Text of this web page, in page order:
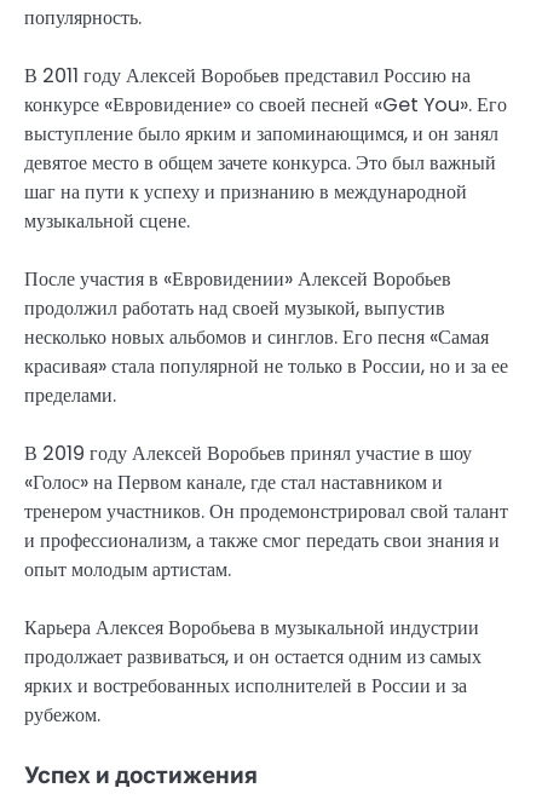
популярность.
В 2011 году Алексей Воробьев представил Россию на
конкурсе «Евровидение» со своей песней «Get You». Его
выступление было ярким и запоминающимся, и он занял
девятое место в общем зачете конкурса. Это был важный
шаг на пути к успеху и признанию в международной
музыкальной сцене.
После участия в «Евровидении» Алексей Воробьев
продолжил работать над своей музыкой, выпустив
несколько новых альбомов и синглов. Его песня «Самая
красивая» стала популярной не только в России, но и за ее
пределами.
В 2019 году Алексей Воробьев принял участие в шоу
«Голос» на Первом канале, где стал наставником и
тренером участников. Он продемонстрировал свой талант
и профессионализм, а также смог передать свои знания и
опыт молодым артистам.
Карьера Алексея Воробьева в музыкальной индустрии
продолжает развиваться, и он остается одним из самых
ярких и востребованных исполнителей в России и за
рубежом.
Успех и достижения